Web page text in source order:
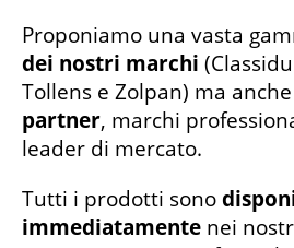
Proponiamo una vasta
dei nostri marchi
Tollens e Zolpan) ma
partner, marchi
leader di mercato.
Tutti i prodotti sono
immediatamente nei